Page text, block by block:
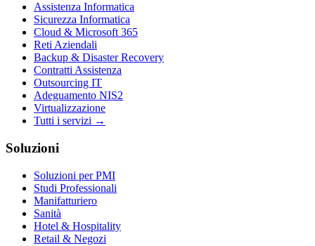
Assistenza Informatica
Sicurezza Informatica
Cloud & Microsoft 365
Reti Aziendali
Backup & Disaster Recovery
Contratti Assistenza
Outsourcing IT
Adeguamento NIS2
Virtualizzazione
Tutti i servizi →
Soluzioni
Soluzioni per PMI
Studi Professionali
Manifatturiero
Sanità
Hotel & Hospitality
Retail & Negozi